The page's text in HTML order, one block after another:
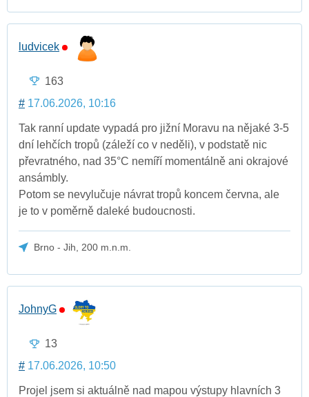
ludvicek
163
# 17.06.2026, 10:16
Tak ranní update vypadá pro jižní Moravu na nějaké 3-5
dní lehčích tropů (záleží co v neděli), v podstatě nic
převratného, nad 35°C nemíří momentálně ani okrajové
ansámbly.
Potom se nevylučuje návrat tropů koncem června, ale
je to v poměrně daleké budoucnosti.
Brno - Jih, 200 m.n.m.
JohnyG
13
# 17.06.2026, 10:50
Projel jsem si aktuálně nad mapou výstupy hlavních 3